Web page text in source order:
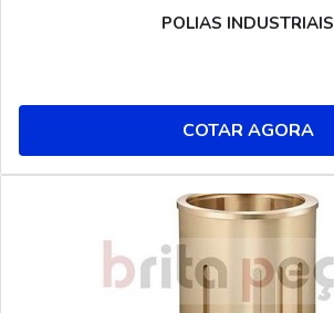
POLIAS INDUSTRIAIS
COTAR AGORA